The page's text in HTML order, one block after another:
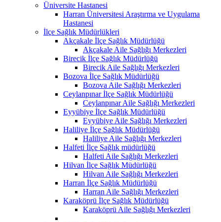
Üniversite Hastanesi
Harran Üniversitesi Araştırma ve Uygulama
Hastanesi
İlçe Sağlık Müdürlükleri
Akçakale İlçe Sağlık Müdürlüğü
Akçakale Aile Sağlığı Merkezleri
Birecik İlçe Sağlık Müdürlüğü
Birecik Aile Sağlığı Merkezleri
Bozova İlçe Sağlık Müdürlüğü
Bozova Aile Sağlığı Merkezleri
Ceylanpınar İlçe Sağlık Müdürlüğü
Ceylanpınar Aile Sağlığı Merkezleri
Eyyübiye İlçe Sağlık Müdürlüğü
Eyyübiye Aile Sağlığı Merkezleri
Haliliye İlçe Sağlık Müdürlüğü
Haliliye Aile Sağlığı Merkezleri
Halfeti İlçe Sağlık müdürlüğü
Halfeti Aile Sağlığı Merkezleri
Hilvan İlçe Sağlık Müdürlüğü
Hilvan Aile Sağlığı Merkezleri
Harran İlçe Sağlık Müdürlüğü
Harran Aile Sağlığı Merkezleri
Karaköprü İlçe Sağlık Müdürlüğü
Karaköprü Aile Sağlığı Merkezleri